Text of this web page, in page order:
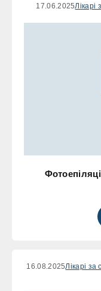
17.06.2025Лікарі
16.08.2025Лікарі за